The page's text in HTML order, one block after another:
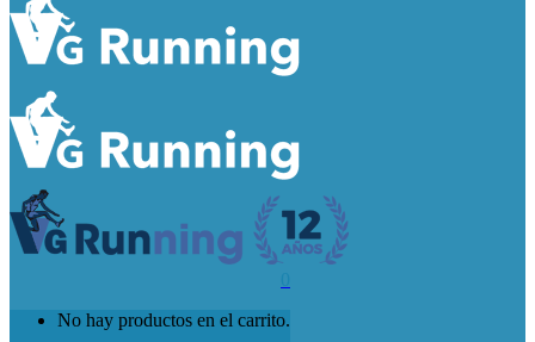
No hay productos en el carrito.